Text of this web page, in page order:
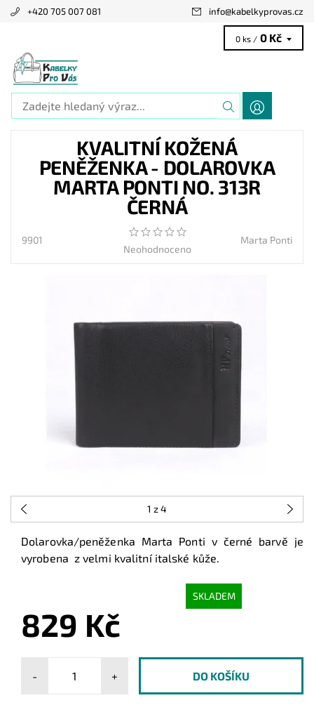
+420 705 007 081 info@kabelkyprovas.cz
0 ks / 0 Kč
KVALITNÍ KOŽENÁ
PENĚŽENKA - DOLAROVKA
MARTA PONTI NO. 313R
ČERNÁ
9901
Neohodnoceno
Marta Ponti
1 z 4
Dolarovka/peněženka Marta Ponti v černé barvě je
vyrobena z velmi kvalitní italské kůže.
SKLADEM
829 Kč
- +